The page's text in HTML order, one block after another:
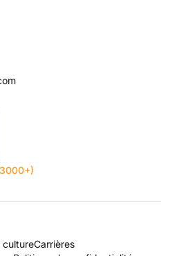
cultureCarrières